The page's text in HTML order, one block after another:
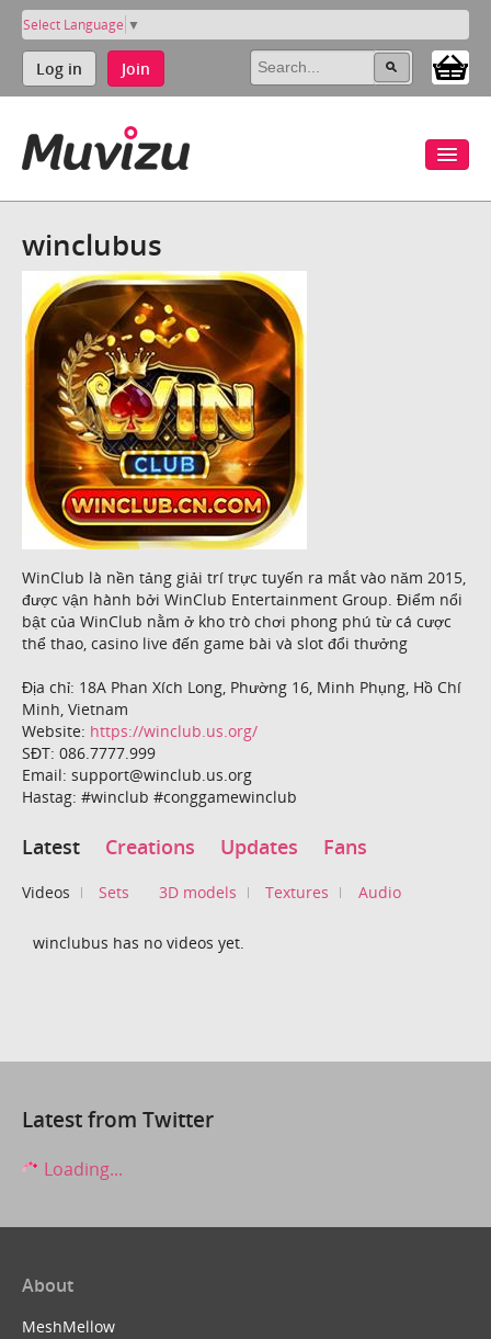
Select Language ▼
Log in Join
winclubus
WinClub là nền tảng giải trí trực tuyến ra mắt vào năm 2015,
được vận hành bởi WinClub Entertainment Group. Điểm nổi
bật của WinClub nằm ở kho trò chơi phong phú từ cá cược
thể thao, casino live đến game bài và slot đổi thưởng
Địa chỉ: 18A Phan Xích Long, Phường 16, Minh Phụng, Hồ Chí
Minh, Vietnam
Website: https://winclub.us.org/
SĐT: 086.7777.999
Email: support@winclub.us.org
Hastag: #winclub #conggamewinclub
Latest Creations Updates Fans
Videos Sets 3D models Textures Audio
winclubus has no videos yet.
Latest from Twitter
Loading...
About
MeshMellow